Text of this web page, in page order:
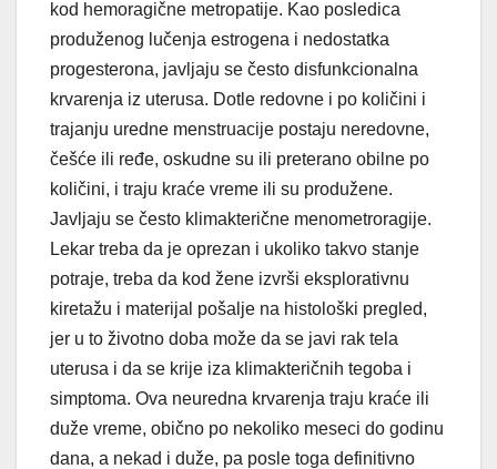
kod hemoragične metropatije. Kao posledica
produženog lučenja estrogena i nedostatka
progesterona, javljaju se često disfunkcionalna
krvarenja iz uterusa. Dotle redovne i po količini i
trajanju uredne menstruacije postaju neredovne,
češće ili ređe, oskudne su ili preterano obilne po
količini, i traju kraće vreme ili su produžene.
Javljaju se često klimakterične menometroragije.
Lekar treba da je oprezan i ukoliko takvo stanje
potraje, treba da kod žene izvrši eksplorativnu
kiretažu i materijal pošalje na histološki pregled,
jer u to životno doba može da se javi rak tela
uterusa i da se krije iza klimakteričnih tegoba i
simptoma. Ova neuredna krvarenja traju kraće ili
duže vreme, obično po nekoliko meseci do godinu
dana, a nekad i duže, pa posle toga definitivno